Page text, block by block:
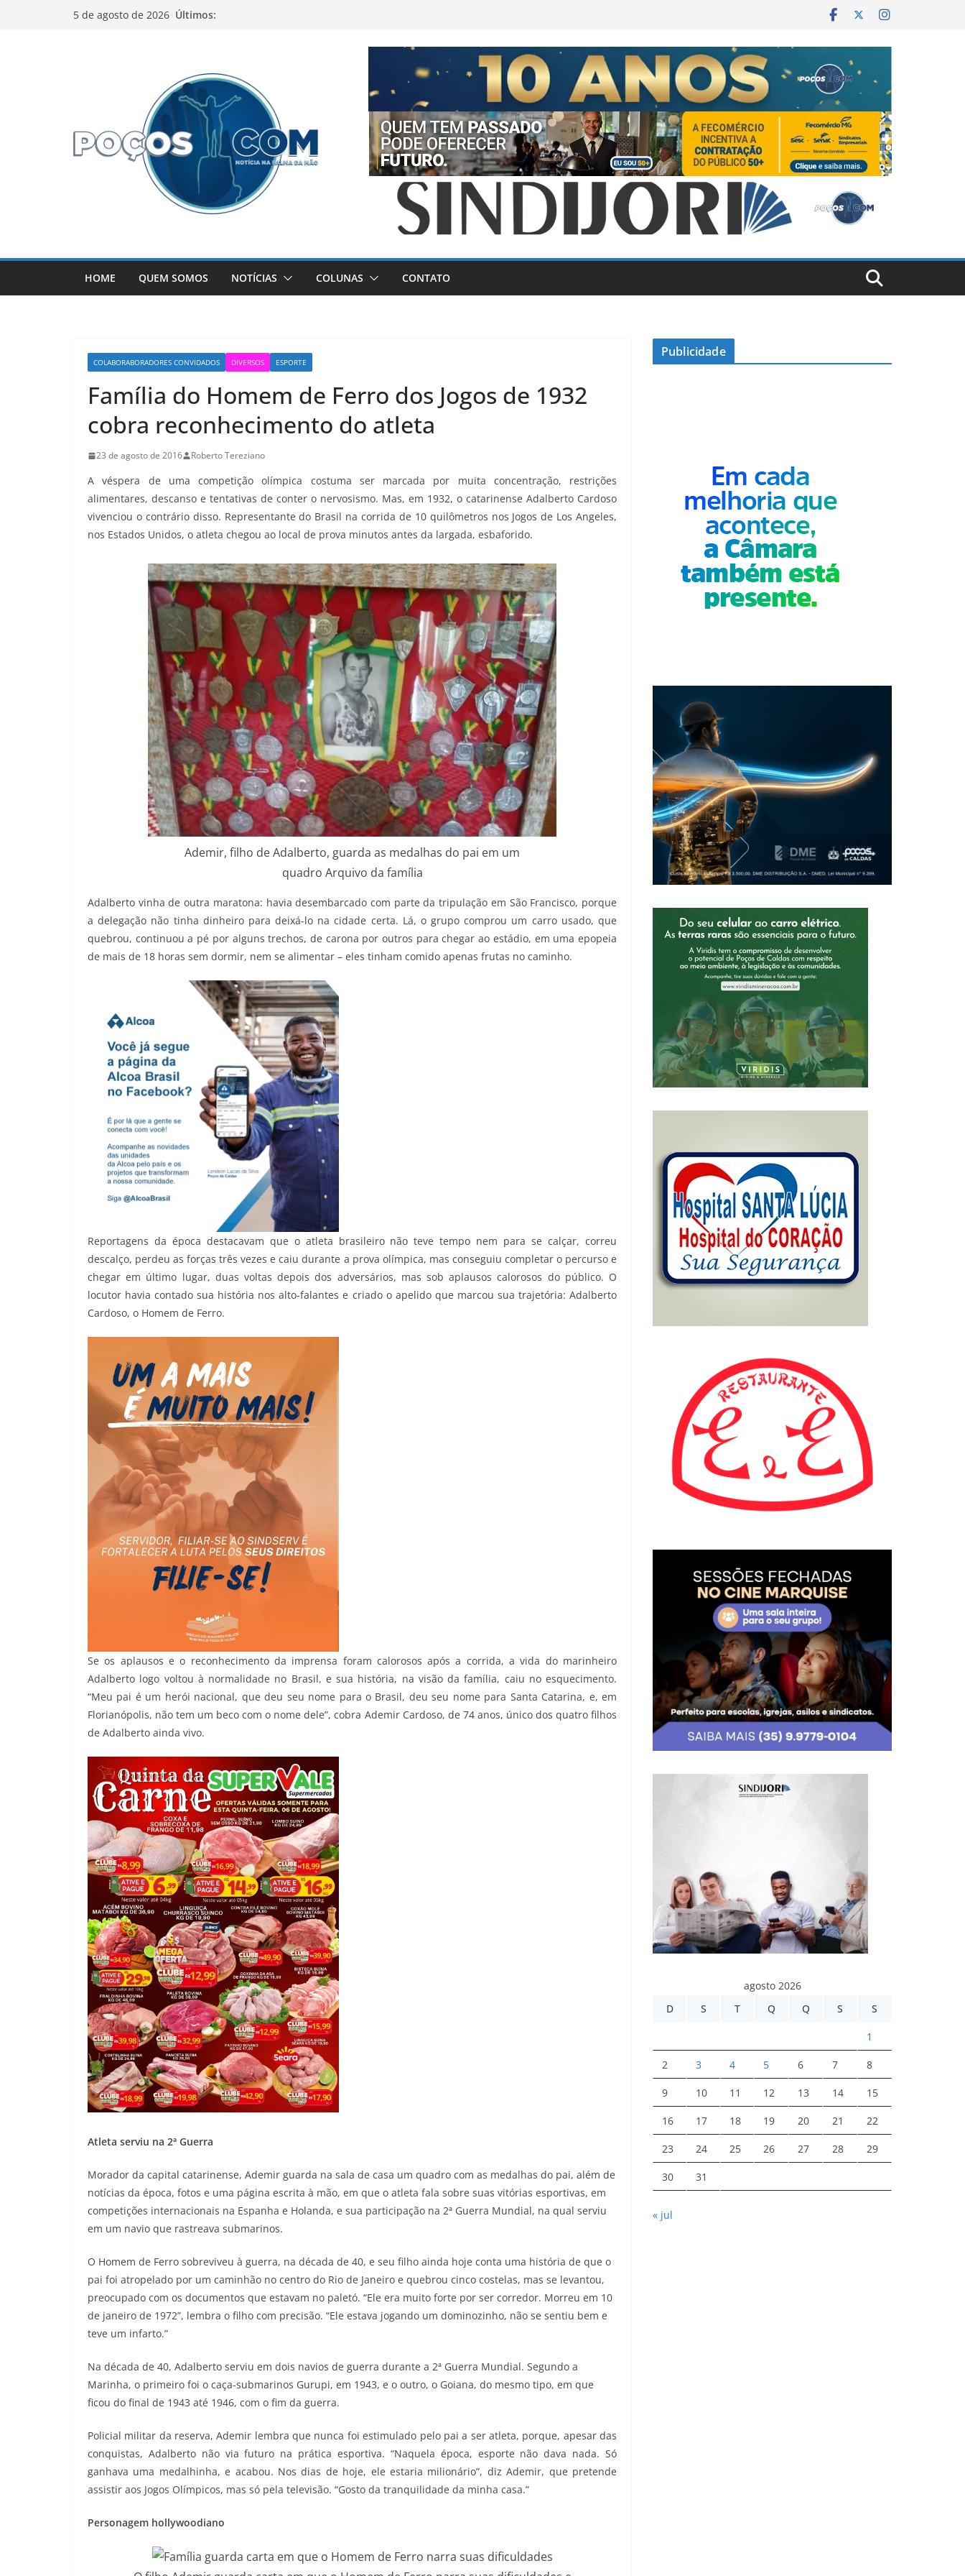
5 de agosto de 2026 Últimos:
HOME QUEM SOMOS NOTÍCIAS COLUNAS CONTATO
COLABORABORADORES CONVIDADOS DIVERSOS ESPORTE
Família do Homem de Ferro dos Jogos de 1932
cobra reconhecimento do atleta
23 de agosto de 2016 Roberto Tereziano
A véspera de uma competição olímpica costuma ser marcada por muita concentração, restrições
alimentares, descanso e tentativas de conter o nervosismo. Mas, em 1932, o catarinense Adalberto Cardoso
vivenciou o contrário disso. Representante do Brasil na corrida de 10 quilômetros nos Jogos de Los Angeles,
nos Estados Unidos, o atleta chegou ao local de prova minutos antes da largada, esbaforido.
Ademir, filho de Adalberto, guarda as medalhas do pai em um
quadro Arquivo da família
Adalberto vinha de outra maratona: havia desembarcado com parte da tripulação em São Francisco, porque
a delegação não tinha dinheiro para deixá-lo na cidade certa. Lá, o grupo comprou um carro usado, que
quebrou, continuou a pé por alguns trechos, de carona por outros para chegar ao estádio, em uma epopeia
de mais de 18 horas sem dormir, nem se alimentar – eles tinham comido apenas frutas no caminho.
Reportagens da época destacavam que o atleta brasileiro não teve tempo nem para se calçar, correu
descalço, perdeu as forças três vezes e caiu durante a prova olímpica, mas conseguiu completar o percurso e
chegar em último lugar, duas voltas depois dos adversários, mas sob aplausos calorosos do público. O
locutor havia contado sua história nos alto-falantes e criado o apelido que marcou sua trajetória: Adalberto
Cardoso, o Homem de Ferro.
Se os aplausos e o reconhecimento da imprensa foram calorosos após a corrida, a vida do marinheiro
Adalberto logo voltou à normalidade no Brasil, e sua história, na visão da família, caiu no esquecimento.
“Meu pai é um herói nacional, que deu seu nome para o Brasil, deu seu nome para Santa Catarina, e, em
Florianópolis, não tem um beco com o nome dele”, cobra Ademir Cardoso, de 74 anos, único dos quatro filhos
de Adalberto ainda vivo.
Atleta serviu na 2ª Guerra
Morador da capital catarinense, Ademir guarda na sala de casa um quadro com as medalhas do pai, além de
notícias da época, fotos e uma página escrita à mão, em que o atleta fala sobre suas vitórias esportivas, em
competições internacionais na Espanha e Holanda, e sua participação na 2ª Guerra Mundial, na qual serviu
em um navio que rastreava submarinos.
O Homem de Ferro sobreviveu à guerra, na década de 40, e seu filho ainda hoje conta uma história de que o
pai foi atropelado por um caminhão no centro do Rio de Janeiro e quebrou cinco costelas, mas se levantou,
preocupado com os documentos que estavam no paletó. “Ele era muito forte por ser corredor. Morreu em 10
de janeiro de 1972”, lembra o filho com precisão. “Ele estava jogando um dominozinho, não se sentiu bem e
teve um infarto.”
Na década de 40, Adalberto serviu em dois navios de guerra durante a 2ª Guerra Mundial. Segundo a
Marinha, o primeiro foi o caça-submarinos Gurupi, em 1943, e o outro, o Goiana, do mesmo tipo, em que
ficou do final de 1943 até 1946, com o fim da guerra.
Policial militar da reserva, Ademir lembra que nunca foi estimulado pelo pai a ser atleta, porque, apesar das
conquistas, Adalberto não via futuro na prática esportiva. “Naquela época, esporte não dava nada. Só
ganhava uma medalhinha, e acabou. Nos dias de hoje, ele estaria milionário”, diz Ademir, que pretende
assistir aos Jogos Olímpicos, mas só pela televisão. “Gosto da tranquilidade da minha casa.”
Personagem hollywoodiano
Publicidade
agosto 2026
D
S T Q Q S S
1
2 3 4 5 6 7 8
9 10 11 12 13 14 15
16 17 18 19 20 21 22
23 24 25 26 27 28 29
30 31
« jul